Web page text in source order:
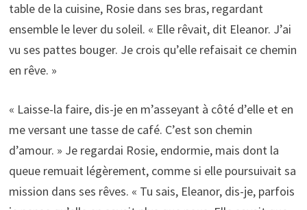
table de la cuisine, Rosie dans ses bras, regardant
ensemble le lever du soleil. « Elle rêvait, dit Eleanor. J’ai
vu ses pattes bouger. Je crois qu’elle refaisait ce chemin
en rêve. »
« Laisse-la faire, dis-je en m’asseyant à côté d’elle et en
me versant une tasse de café. C’est son chemin
d’amour. » Je regardai Rosie, endormie, mais dont la
queue remuait légèrement, comme si elle poursuivait sa
mission dans ses rêves. « Tu sais, Eleanor, dis-je, parfois